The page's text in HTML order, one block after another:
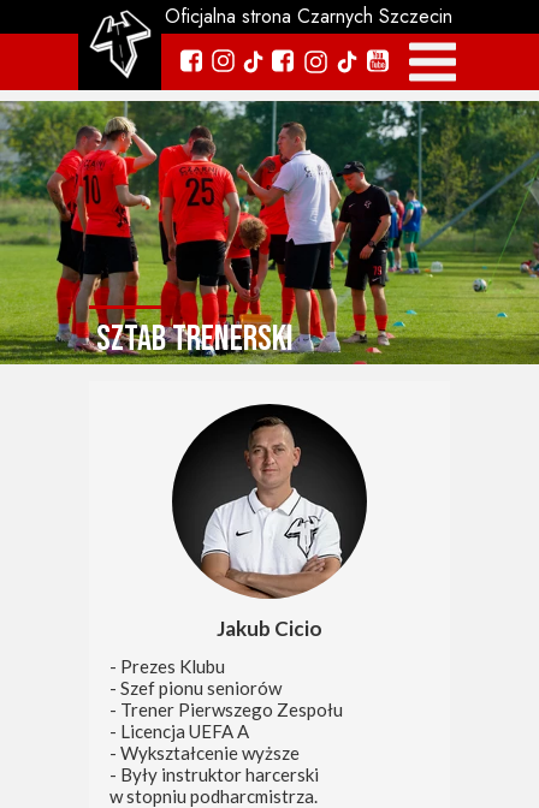
sztab trenerski
Jakub Cicio
- Prezes Klubu
- Szef pionu seniorów
- Trener Pierwszego Zespołu
- Licencja UEFA A
- Wykształcenie wyższe
- Były instruktor harcerski
w stopniu podharcmistrza.
Oficjalna strona Czarnych Szczecin